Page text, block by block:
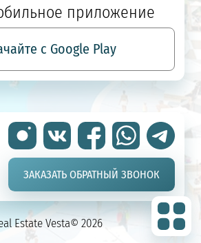
ЗАКАЗАТЬ ОБРАТНЫЙ ЗВОНОК
приложение
с Google Play
Estate Vesta© 2026